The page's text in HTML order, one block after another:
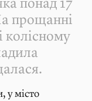
прощанні
колісному
у місто